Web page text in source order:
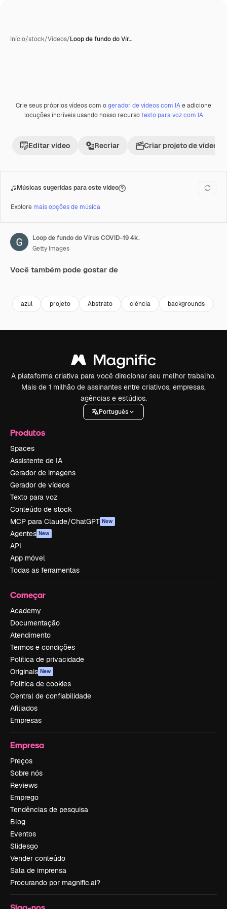
Início/stock/Vídeos/Loop de fundo do Vír…
Premium
Crie seus próprios vídeos com ogerador de vídeos com IAe adicione
locuções incríveis usando nosso recursotexto para voz com IA
Editar vídeo Recriar Criar projeto de vídeo
Músicas sugeridas para este vídeo
Explore mais opções de música
Loop de fundo do Vírus COVID-19 4k.
Getty Images
Você também pode gostar de
azul projeto Abstrato ciência backgrounds
A plataforma criativa para você direcionar seu melhor trabalho.
Mais de 1 milhão de assinantes entre criativos, empresas,
agências e estúdios.
Português
Produtos
Spaces
Assistente de IA
Gerador de imagens
Gerador de vídeos
Texto para voz
Conteúdo de stock
MCP para Claude/ChatGPT New
Agentes New
API
App móvel
Todas as ferramentas
Começar
Academy
Documentação
Atendimento
Termos e condições
Política de privacidade
Originais New
Política de cookies
Central de confiabilidade
Afiliados
Empresas
Empresa
Preços
Sobre nós
Reviews
Emprego
Tendências de pesquisa
Blog
Eventos
Slidesgo
Vender conteúdo
Sala de imprensa
Procurando por magnific.ai?